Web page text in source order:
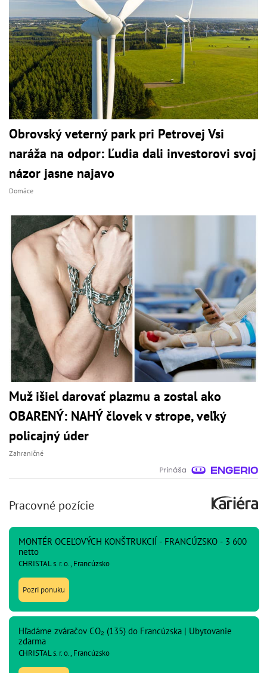
Obrovský veterný park pri Petrovej Vsi
naráža na odpor: Ľudia dali investorovi svoj
názor jasne najavo
Domáce
Muž išiel darovať plazmu a zostal ako
OBARENÝ: NAHÝ človek v strope, veľký
policajný úder
Zahraničné
Pracovné pozície
MONTÉR OCEĽOVÝCH KONŠTRUKCIÍ - FRANCÚZSKO - 3 600
netto
CHRISTAL s. r. o., Francúzsko
Pozri ponuku
Hľadáme zváračov CO₂ (135) do Francúzska | Ubytovanie
zdarma
CHRISTAL s. r. o., Francúzsko